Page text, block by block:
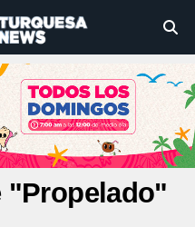
"Propelado"